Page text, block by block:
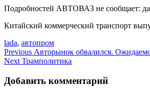
Подробностей АВТОВАЗ не сообщает:
Китайский коммерческий транспорт
lada, автопром
Навигация
по
записям
Previous Авторынок обвалился.
Next Трамполитика
Добавить комментарий